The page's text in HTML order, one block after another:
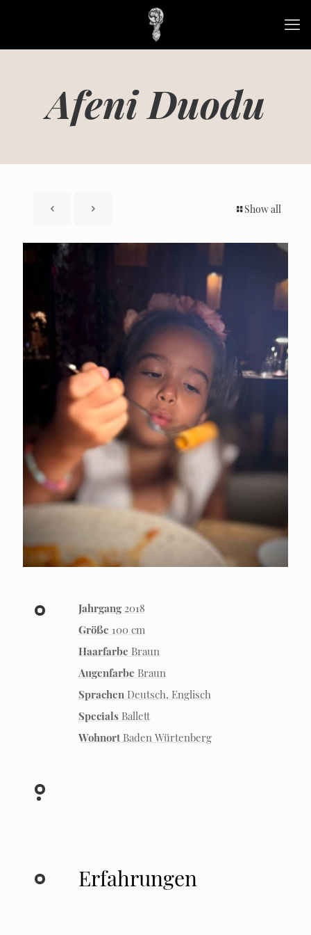
Afeni Duodu
Show all
Jahrgang 2018
Größe 100 cm
Haarfarbe Braun
Augenfarbe Braun
Sprachen Deutsch, Englisch
Specials Ballett
Wohnort Baden Würtenberg
Erfahrungen